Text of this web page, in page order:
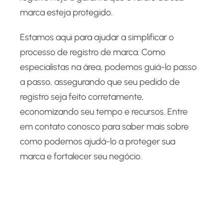
marca esteja protegido.
Estamos aqui para ajudar a simplificar o
processo de registro de marca. Como
especialistas na área, podemos guiá-lo passo
a passo, assegurando que seu pedido de
registro seja feito corretamente,
economizando seu tempo e recursos. Entre
em contato conosco para saber mais sobre
como podemos ajudá-lo a proteger sua
marca e fortalecer seu negócio.